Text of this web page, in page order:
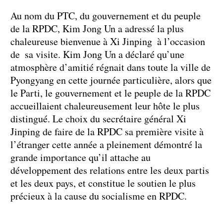
Au nom du PTC, du gouvernement et du peuple
de la RPDC, Kim Jong Un a adressé la plus
chaleureuse bienvenue à Xi Jinping à l’occasion
de sa visite. Kim Jong Un a déclaré qu’une
atmosphère d’amitié régnait dans toute la ville de
Pyongyang en cette journée particulière, alors que
le Parti, le gouvernement et le peuple de la RPDC
accueillaient chaleureusement leur hôte le plus
distingué. Le choix du secrétaire général Xi
Jinping de faire de la RPDC sa première visite à
l’étranger cette année a pleinement démontré la
grande importance qu’il attache au
développement des relations entre les deux partis
et les deux pays, et constitue le soutien le plus
précieux à la cause du socialisme en RPDC.